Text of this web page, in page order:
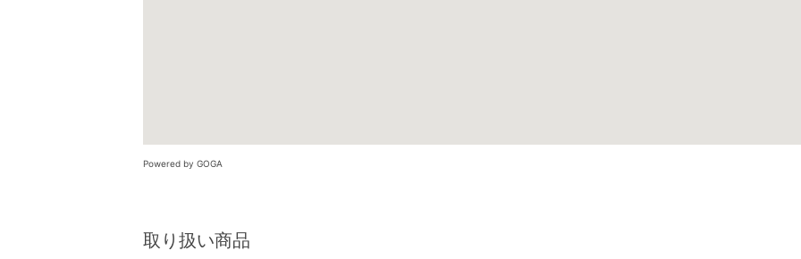
Powered by GOGA
取り扱い商品